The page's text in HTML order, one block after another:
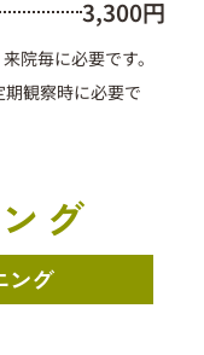
3,300円
院毎に必要です。
観察時に必要で
グ
ング